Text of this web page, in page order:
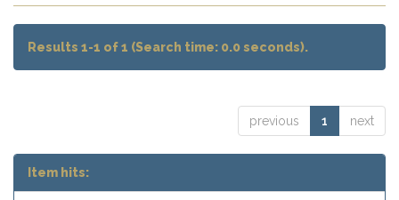
Results 1-1 of 1 (Search time: 0.0 seconds).
previous 1 next
Item hits: